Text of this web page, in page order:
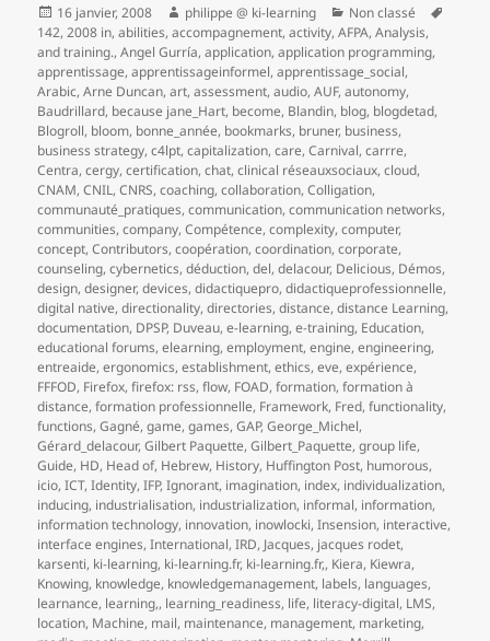
Publié
le
16 janvier, 2008 Auteur
philippe @ ki-learning Catégories
Non classé
142,2008 in,abilities,accompagnement,activity,AFPA,Analysis,
and training.,Angel Gurría,application,application programming,
apprentissage,apprentissageinformel,apprentissage_social,
Arabic,Arne Duncan,art,assessment,audio,AUF,autonomy,
Baudrillard, because jane_Hart, become, Blandin, blog, blogdetad,
Blogroll, bloom, bonne_année, bookmarks, bruner, business,
business strategy,c4lpt,capitalization,care,Carnival,carrre,
Centra,cergy,certification,chat,clinical réseauxsociaux,cloud,
CNAM,CNIL,CNRS,coaching,collaboration,Colligation,
communauté_pratiques,communication,communication networks,
communities,company,Compétence,complexity,computer,
concept,Contributors,coopération,coordination,corporate,
counseling,cybernetics,déduction,del,delacour, Delicious, Démos,
design,designer,devices,didactiquepro,didactiqueprofessionnelle,
digital native,directionality,directories,distance,distance Learning,
documentation, DPSP, Duveau,e-learning,e-training, Education,
educational forums,elearning,employment,engine,engineering,
entreaide,ergonomics,establishment,ethics,eve,expérience,
FFFOD, Firefox,firefox: rss,flow, FOAD,formation,formation à
distance,formation professionnelle, Framework, Fred,functionality,
functions,Gagné,game,games,GAP,George_Michel,
Gérard_delacour,Gilbert Paquette,Gilbert_Paquette,group life,
Guide, HD, Head of, Hebrew, History, Huffington Post, humorous,
icio,ICT,Identity,IFP,Ignorant, imagination, index, individualization,
inducing, industrialisation, industrialization, informal, information,
information technology, innovation, inowlocki,Insension, interactive,
interface engines,International,IRD, Jacques, jacques rodet,
karsenti, ki-learning, ki-learning.fr, ki-learning.fr,, Kiera, Kiewra,
Knowing, knowledge, knowledgemanagement, labels, languages,
learnance, learning,, learning_readiness, life, literacy-digital, LMS,
location, Machine, mail, maintenance, management, marketing,